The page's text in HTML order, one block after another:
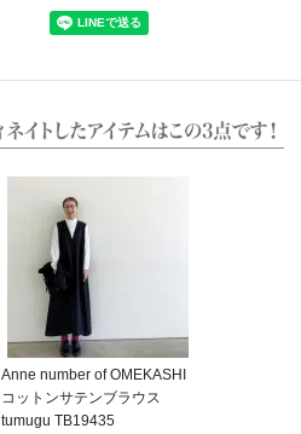
Anne number of OMEKASHI
コットンサテンブラウス
tumugu TB19435